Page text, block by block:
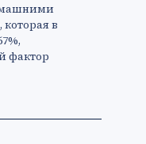
в
фактор